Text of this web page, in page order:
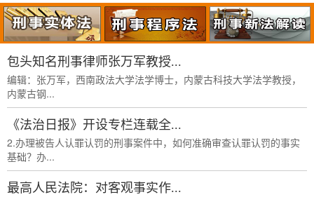
包头知名刑事律师张万军教授...
编辑：张万军，西南政法大学法学博士，内蒙古科技大学法学教授，
内蒙古钢...
《法治日报》开设专栏连载全...
2.办理被告人认罪认罚的刑事案件中，如何准确审查认罪认罚的事实
基础？办...
最高人民法院：对客观事实作...